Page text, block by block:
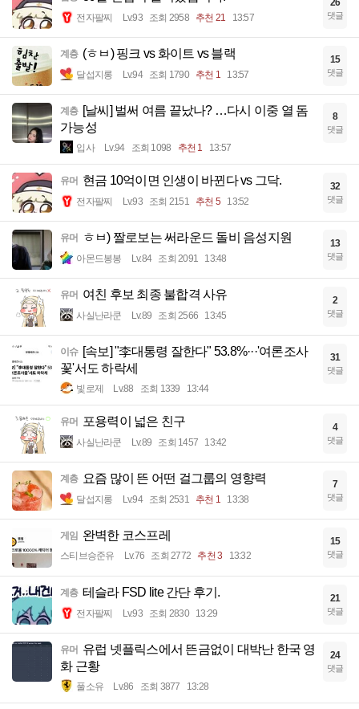
전자팔찌 Lv.93 조회 2958 추천 21 13:57
26
댓글
계층 (ㅎㅂ) 핑크 vs 화이트 vs 블랙
달섭지롱 Lv.94 조회 1790 추천 1 13:57
15
댓글
계층 [날씨] 벌써 여름 끝났나? …다시 이중 열 돔
가능성
입사 Lv.94 조회 1098 추천 1 13:57
8
댓글
유머 현금 10억이면 인생이 바뀐다 vs 그닥.
전자팔찌 Lv.93 조회 2151 추천 5 13:52
32
댓글
유머 ㅎㅂ) 짤로보는 써라운드 돌비 음성지원
아몬드봉봉 Lv.84 조회 2091 13:48
13
댓글
유머 여친 후보 최종 불합격 사유
사실난라쿤 Lv.89 조회 2566 13:45
2
댓글
이슈 [속보] "李대통령 잘한다" 53.8%···'여론조사
꽃'서도 하락세
빛로제 Lv.88 조회 1339 13:44
31
댓글
유머 포용력이 넓은 친구
사실난라쿤 Lv.89 조회 1457 13:42
4
댓글
계층 요즘 많이 뜬 어떤 걸그룹의 영향력
달섭지롱 Lv.94 조회 2531 추천 1 13:38
7
댓글
게임 완벽한 코스프레
스티브승준유 Lv.76 조회 2772 추천 3 13:32
15
댓글
계층 테슬라 FSD lite 간단 후기.
전자팔찌 Lv.93 조회 2830 13:29
21
댓글
유머 유럽 넷플릭스에서 뜬금없이 대박난 한국 영
화 근황
풀소유 Lv.86 조회 3877 13:28
24
댓글